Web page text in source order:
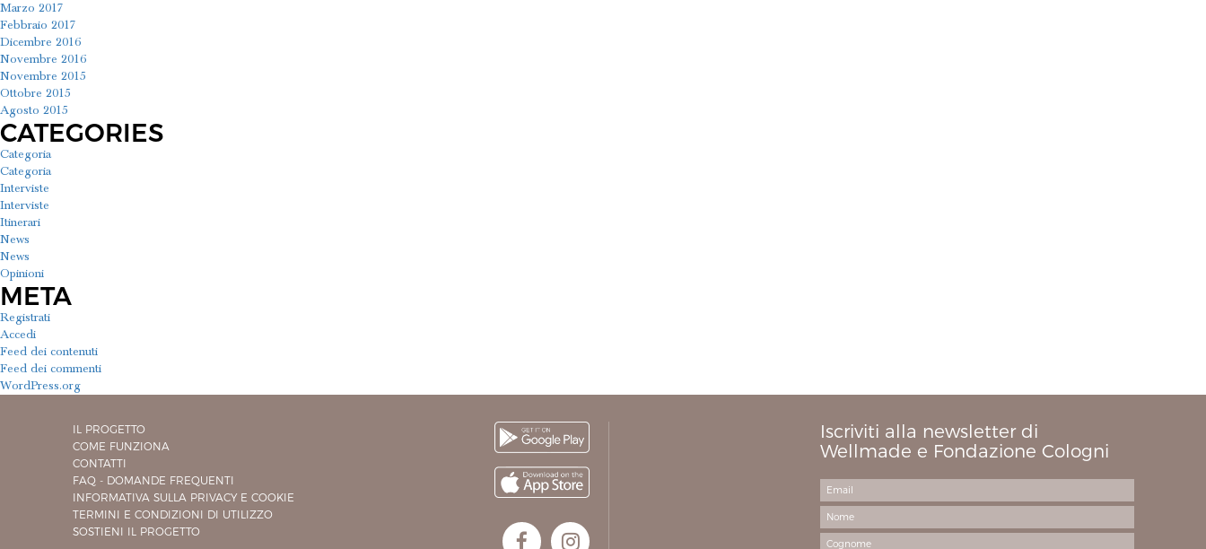
Marzo 2017
Febbraio 2017
Dicembre 2016
Novembre 2016
Novembre 2015
Ottobre 2015
Agosto 2015
CATEGORIES
Categoria
Categoria
Interviste
Interviste
Itinerari
News
News
Opinioni
META
Registrati
Accedi
Feed dei contenuti
Feed dei commenti
WordPress.org
IL PROGETTO
COME FUNZIONA
CONTATTI
FAQ - DOMANDE FREQUENTI
INFORMATIVA SULLA PRIVACY E COOKIE
TERMINI E CONDIZIONI DI UTILIZZO
SOSTIENI IL PROGETTO
Iscriviti alla newsletter di
Wellmade e Fondazione Cologni